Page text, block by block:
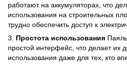
работают на аккумуляторах, что
использования на строительных
трудно обеспечить доступ к
3. Простота использования
простой интерфейс, что делает их
использования даже для тех, кто